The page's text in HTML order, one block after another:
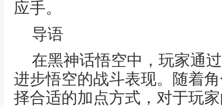
应手。
导语
在黑神话悟空中，玩家通
进步悟空的战斗表现。随着
择合适的加点方式，对于玩